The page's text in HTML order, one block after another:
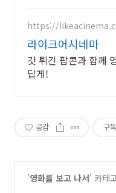
https://
라이크어시네마
갓 튀긴 팝콘과 함께
답게!
공감 구
'영화를 보고 나서' 카테